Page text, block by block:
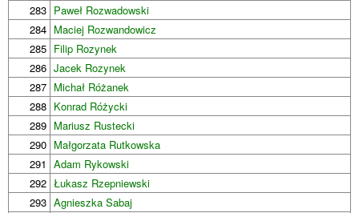
283 Paweł Rozwadowski
284 Maciej Rozwandowicz
285 Filip Rozynek
286 Jacek Rozynek
287 Michał Różanek
288 Konrad Różycki
289 Mariusz Rustecki
290 Małgorzata Rutkowska
291 Adam Rykowski
292 Łukasz Rzepniewski
293 Agnieszka Sabaj